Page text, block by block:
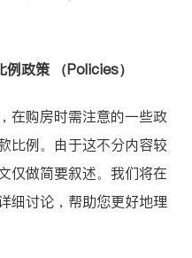
政策 （Policies）
在购房时需注意的一些政
比例。由于这不分内容较
仅做简要叙述。我们将在
细讨论，帮助您更好地理